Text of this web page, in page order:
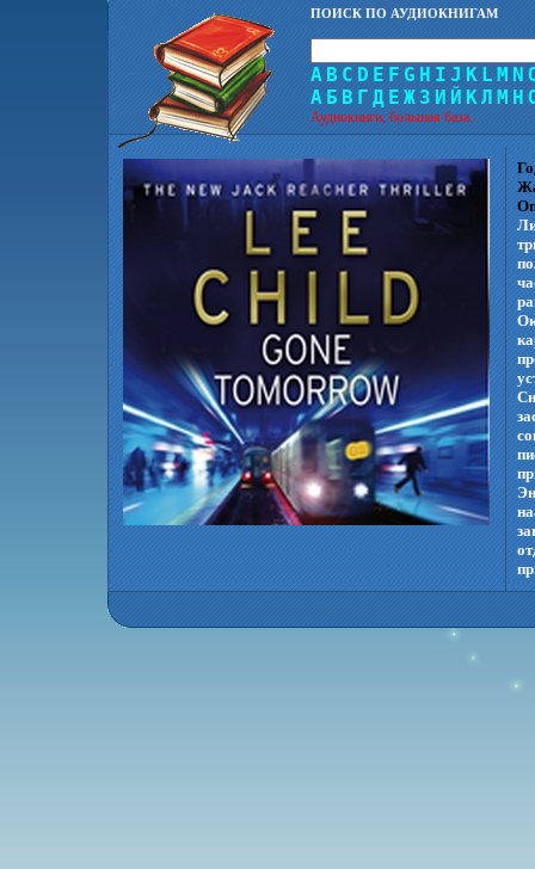
ПОИСК ПО АУДИОКНИГАМ
A B C D E F G H I J K L M N
А Б В Г Д Е Ж З И Й КЛ М Н
Аудиокниги, большая база.